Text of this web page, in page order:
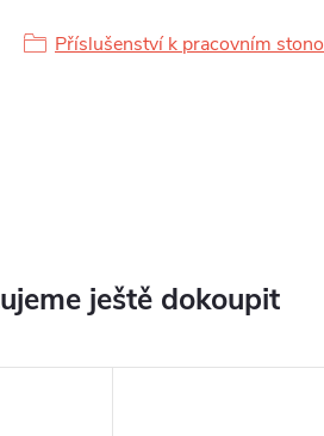
Příslušenství k pracovním
ještě dokoupit